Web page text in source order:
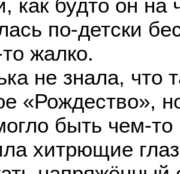
как будто он
по-детски
жалко.
не знала, что
«Рождество»,
быть чем-
хитрющие